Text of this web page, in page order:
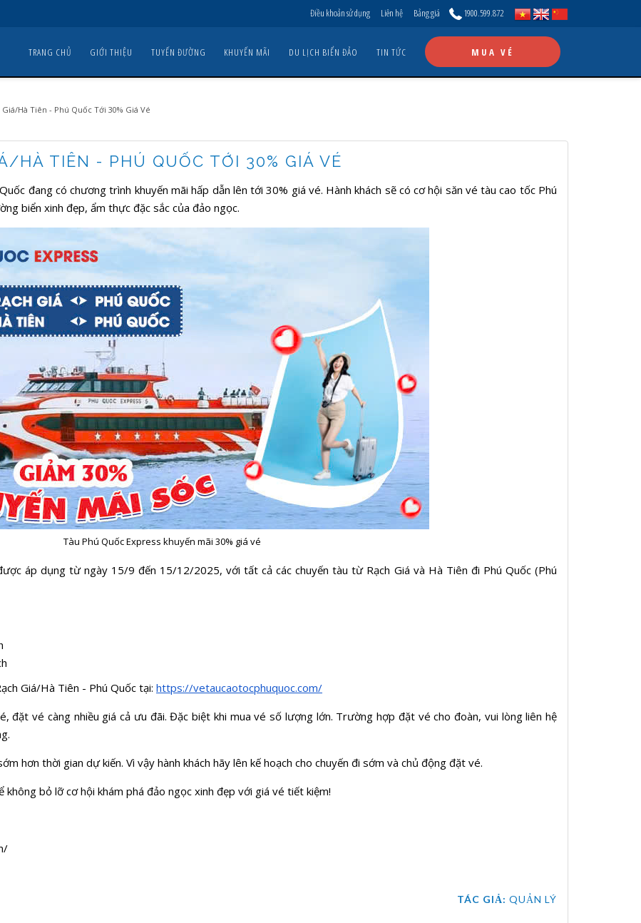
Điều khoản sử dụng Liên hệ Bảng giá 1900.599.872
TRANG CHỦ GIỚI THIỆU TUYẾN ĐƯỜNG KHUYẾN MÃI DU LỊCH BIỂN ĐẢO TIN TỨC MUA VÉ
Hà Tiên - Phú Quốc Tới 30% Giá Vé
HÀ TIÊN - PHÚ QUỐC TỚI 30% GIÁ VÉ
đang có chương trình khuyến mãi hấp dẫn lên tới 30% giá vé. Hành khách sẽ có cơ hội săn vé tàu cao tốc Phú
biển xinh đẹp, ẩm thực đặc sắc của đảo ngọc.
Tàu Phú Quốc Express khuyến mãi 30% giá vé
áp dụng từ ngày 15/9 đến 15/12/2025, với tất cả các chuyến tàu từ Rạch Giá và Hà Tiên đi Phú Quốc (Phú
Giá/Hà Tiên - Phú Quốc tại: https://vetaucaotocphuquoc.com/
đặt vé càng nhiều giá cả ưu đãi. Đặc biệt khi mua vé số lượng lớn. Trường hợp đặt vé cho đoàn, vui lòng liên hệ
hơn thời gian dự kiến. Vì vậy hành khách hãy lên kế hoạch cho chuyến đi sớm và chủ động đặt vé.
bỏ lỡ cơ hội khám phá đảo ngọc xinh đẹp với giá vé tiết kiệm!
TÁC GIẢ: QUẢN LÝ